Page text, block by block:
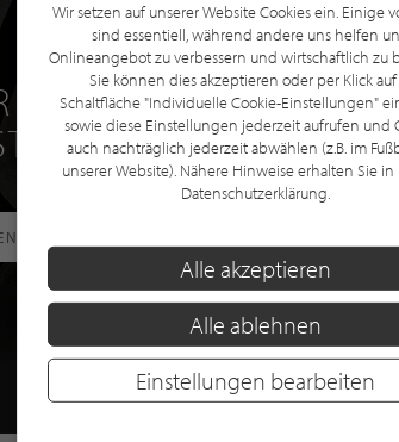
EINE GRATIS
Wir setzen auf unserer Website Cookies ein. Einige
sind essentiell, während andere uns helfen
Onlineangebot zu verbessern und wirtschaftlich zu
Sie können dies akzeptieren oder per Klick
Schaltfläche "Individuelle Cookie-Einstellungen"
sowie diese Einstellungen jederzeit aufrufen und
auch nachträglich jederzeit abwählen (z.B. im
unserer Website). Nähere Hinweise erhalten Sie in
Datenschutzerklärung.
Alle akzeptieren
Alle ablehnen
Einstellungen bearbeiten